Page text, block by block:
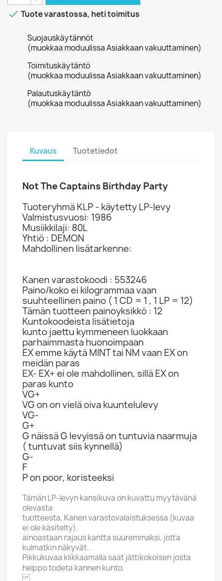
 Tuote varastossa, heti toimitus
Suojauskäytännöt
(muokkaa moduulissa Asiakkaan vakuuttaminen)
Toimituskäytäntö
(muokkaa moduulissa Asiakkaan vakuuttaminen)
Palautuskäytäntö
(muokkaa moduulissa Asiakkaan vakuuttaminen)
Kuvaus Tuotetiedot
Not The Captains Birthday Party
Tuoteryhmä KLP - käytetty LP-levy
Valmistusvuosi: 1986
Musiikkilaji: 80L
Yhtiö : DEMON
Mahdollinen lisätarkenne:
Kanen varastokoodi : 553246
Paino/koko ei kilogrammaa vaan
suuhteellinen paino ( 1 CD = 1 , 1 LP = 12)
Tämän tuotteen painoyksikkö : 12
Kuntokoodeista lisätietoja
kunto jaettu kymmeneen luokkaan
parhaimmasta huonoimpaan
EX emme käytä MINT tai NM vaan EX on
meidän paras
EX- EX+ ei ole mahdollinen, sillä EX on
paras kunto
VG+
VG on on vielä oiva kuuntelulevy
VG-
G+
G näissä G levyissä on tuntuvia naarmuja
( tuntuvat siis kynnellä)
G-
F
P on poor, koristeeksi
Tämän LP-levyn kansikuva on kuvattu myytävänä
olevasta
tuotteesta, Kanen varastovalaistuksessa (kuvaa
ei ole käsitelty),
ainoastaan rajaus kantta suuremmaksi, jotta
kulmatkin näkyvät..
Pikkukuvaa klikkaamalla saat jättikokoisen josta
helppo todeta kannen kunto.